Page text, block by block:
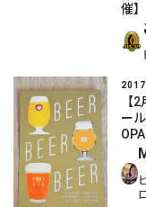
催】
【
ー